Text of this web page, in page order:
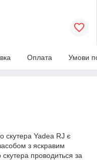
Оплата Умови
скутера Yadea RJ є
з яскравим
проводиться за